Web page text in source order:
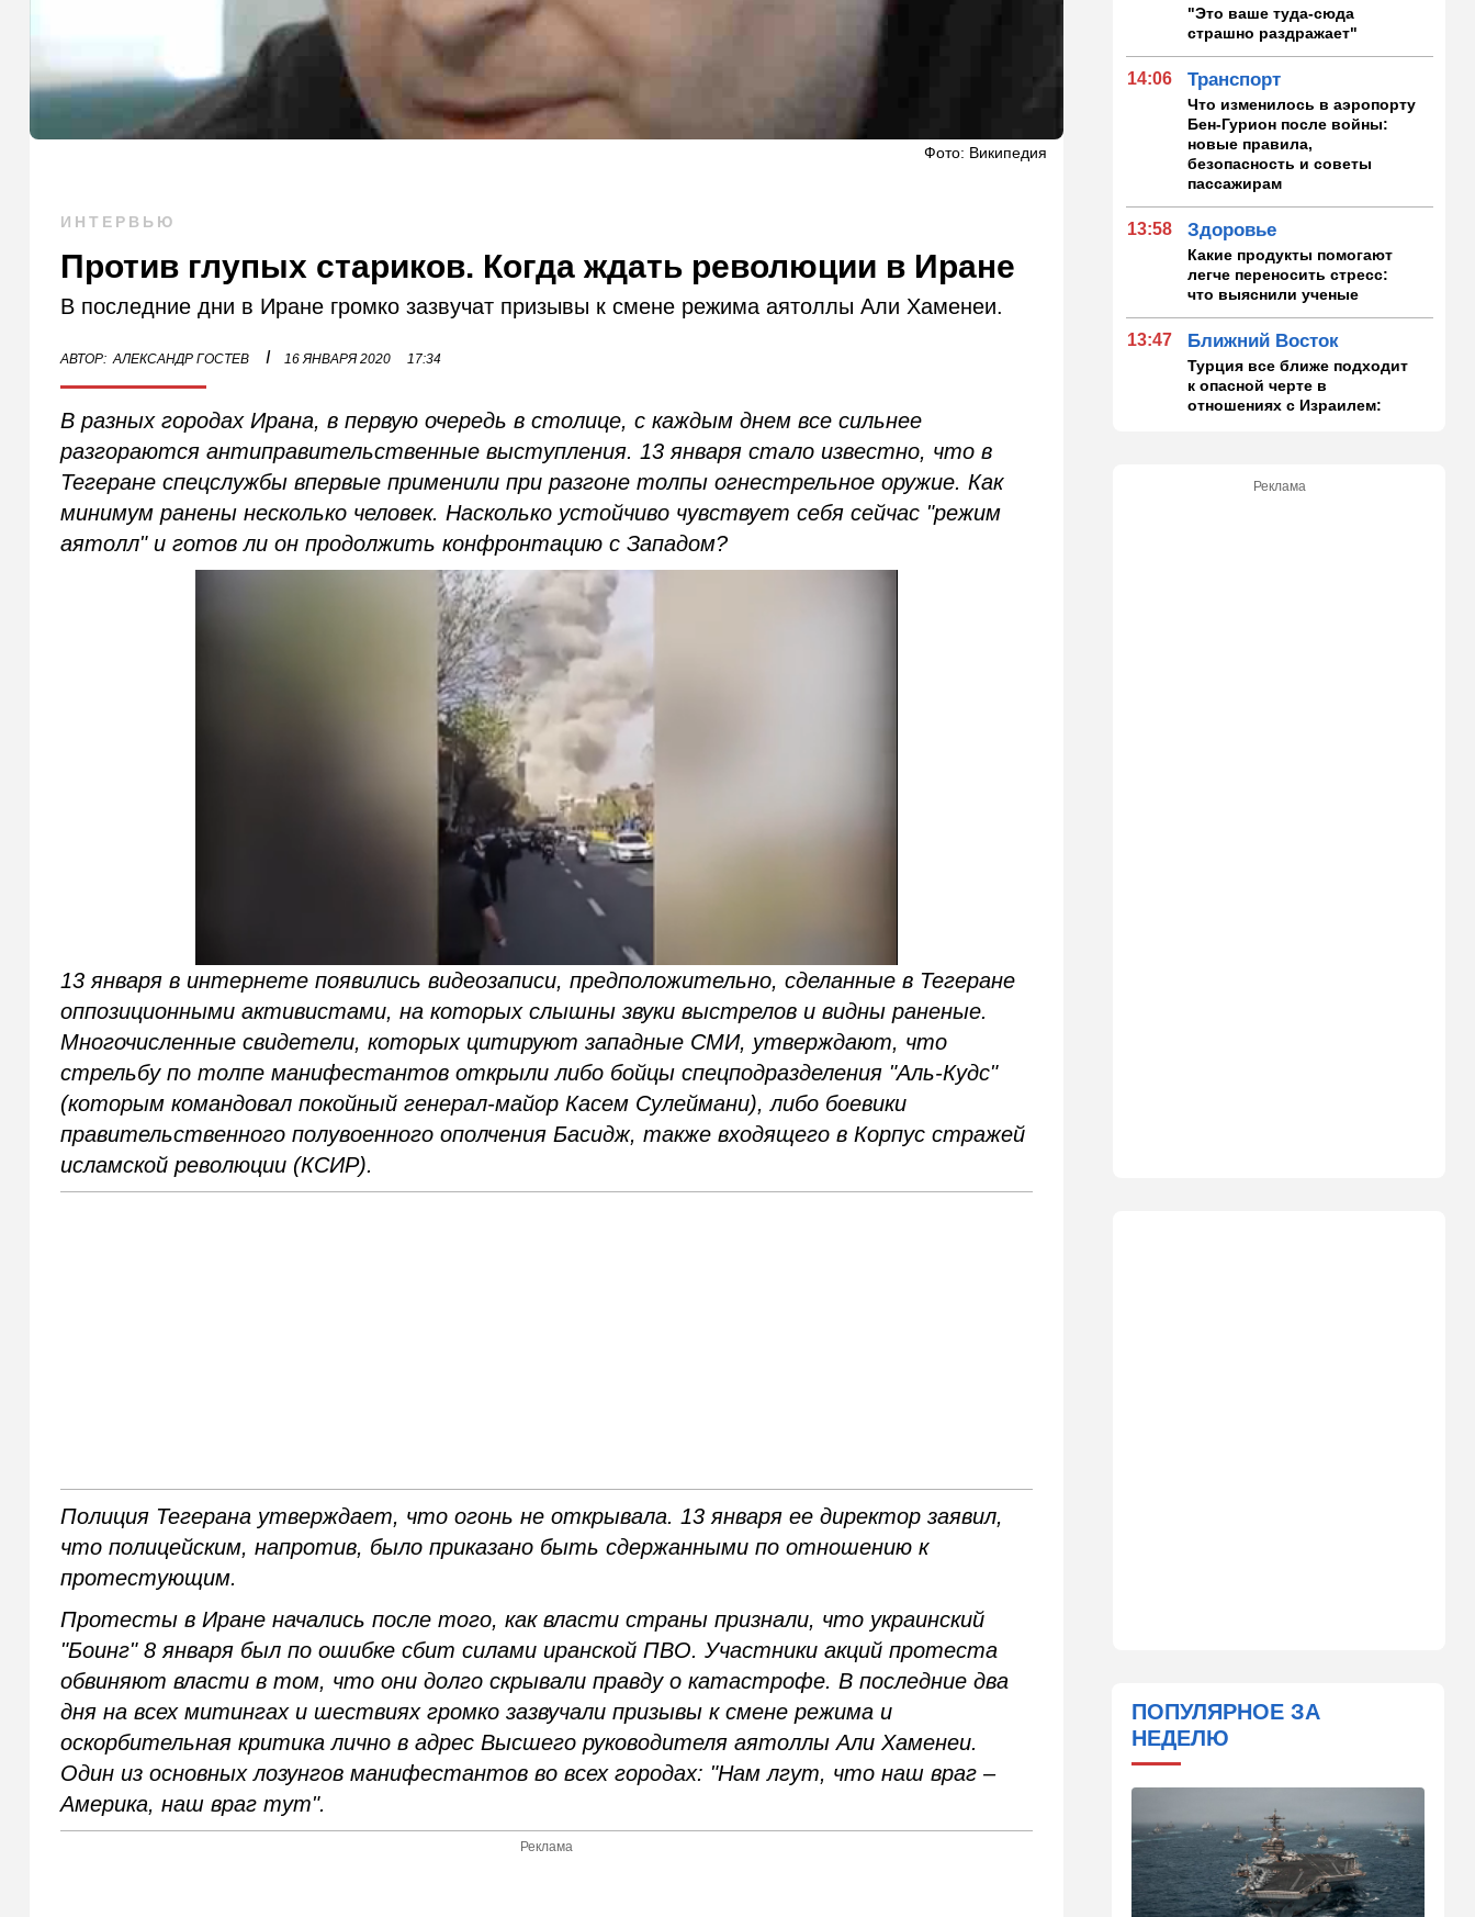
Фото: Википедия
ИНТЕРВЬЮ
Против глупых стариков. Когда ждать революции в Иране
В последние дни в Иране громко зазвучат призывы к смене режима аятоллы Али Хаменеи.
АВТОР: АЛЕКСАНДР ГОСТЕВ I 16 ЯНВАРЯ 2020 17:34
В разных городах Ирана, в первую очередь в столице, с каждым днем все сильнее
разгораются антиправительственные выступления. 13 января стало известно, что в
Тегеране спецслужбы впервые применили при разгоне толпы огнестрельное оружие. Как
минимум ранены несколько человек. Насколько устойчиво чувствует себя сейчас "режим
аятолл" и готов ли он продолжить конфронтацию с Западом?
13 января в интернете появились видеозаписи, предположительно, сделанные в Тегеране
оппозиционными активистами, на которых слышны звуки выстрелов и видны раненые.
Многочисленные свидетели, которых цитируют западные СМИ, утверждают, что
стрельбу по толпе манифестантов открыли либо бойцы спецподразделения "Аль-Кудс"
(которым командовал покойный генерал-майор Касем Сулеймани), либо боевики
правительственного полувоенного ополчения Басидж, также входящего в Корпус стражей
исламской революции (КСИР).
Полиция Тегерана утверждает, что огонь не открывала. 13 января ее директор заявил,
что полицейским, напротив, было приказано быть сдержанными по отношению к
протестующим.
Протесты в Иране начались после того, как власти страны признали, что украинский
"Боинг" 8 января был по ошибке сбит силами иранской ПВО. Участники акций протеста
обвиняют власти в том, что они долго скрывали правду о катастрофе. В последние два
дня на всех митингах и шествиях громко зазвучали призывы к смене режима и
оскорбительная критика лично в адрес Высшего руководителя аятоллы Али Хаменеи.
Один из основных лозунгов манифестантов во всех городах: "Нам лгут, что наш враг –
Америка, наш враг тут".
Реклама
"Это ваше туда-сюда
страшно раздражает"
14:06 Транспорт
Что изменилось в аэропорту
Бен-Гурион после войны:
новые правила,
безопасность и советы
пассажирам
13:58 Здоровье
Какие продукты помогают
легче переносить стресс:
что выяснили ученые
13:47 Ближний Восток
Турция все ближе подходит
к опасной черте в
отношениях с Израилем:
Помидоры научились
Ярославле горит НПЗ,
пожары в Тверской и
Курской областях
09:15 В мире
Муравейник без самцов и
рабочих: ученые нашли
"общество одних королев"
09:02 Недвижимость
Реклама
ПОПУЛЯРНОЕ ЗА
НЕДЕЛЮ